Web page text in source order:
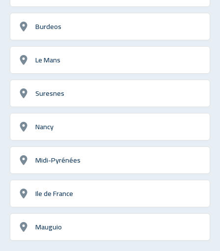
Burdeos
Le Mans
Suresnes
Nancy
Midi-Pyrénées
Ile de France
Mauguio